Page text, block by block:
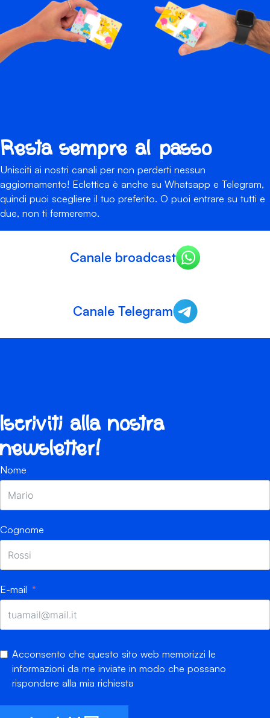
Resta sempre al passo
Unisciti ai nostri canali per non perderti nessun
aggiornamento! Eclettica è anche su Whatsapp e Telegram,
quindi puoi scegliere il tuo preferito. O puoi entrare su tutti e
due, non ti fermeremo.
Canale broadcast
Canale Telegram
Iscriviti alla nostra
newsletter!
Nome
Cognome
E-mail
Acconsento che questo sito web memorizzi le
informazioni da me inviate in modo che possano
rispondere alla mia richiesta